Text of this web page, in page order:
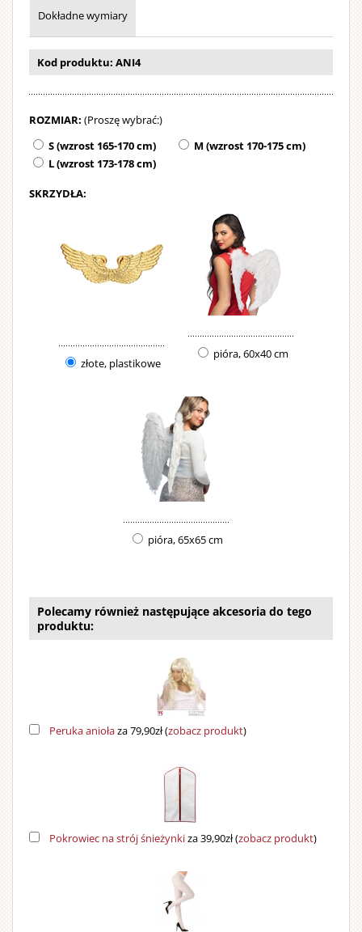
wielkim
w
Dokładne wymiary
Kod produktu: ANI4
ROZMIAR: (Proszę wybrać:)
S (wzrost 165-170 cm)
M (wzrost 170-175 cm)
L (wzrost 173-178 cm)
SKRZYDŁA:
złote, plastikowe
pióra, 60x40 cm
pióra, 65x65 cm
Polecamy również następujące akcesoria do tego
produktu:
Peruka aniołaza 79,90zł(zobacz produkt)
Pokrowiec na strój śnieżynkiza 39,90zł(zobacz produkt)